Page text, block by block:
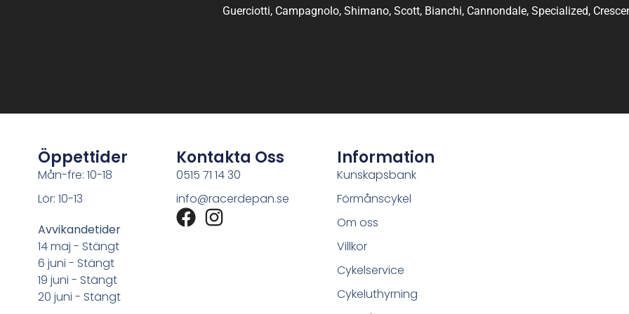
Guerciotti, Campagnolo, Shimano, Scott, Bianchi, Cannondale, Specialized,
Öppettider
Mån-fre: 10-18
Lör: 10-13
Avvikandetider
14 maj - Stängt
6 juni - Stängt
19 juni - Stängt
20 juni - Stängt
Kontakta Oss
0515 71 14 30
info@racerdepan.se
Information
Kunskapsbank
Förmånscykel
Om oss
Villkor
Cykelservice
Cykeluthyrning